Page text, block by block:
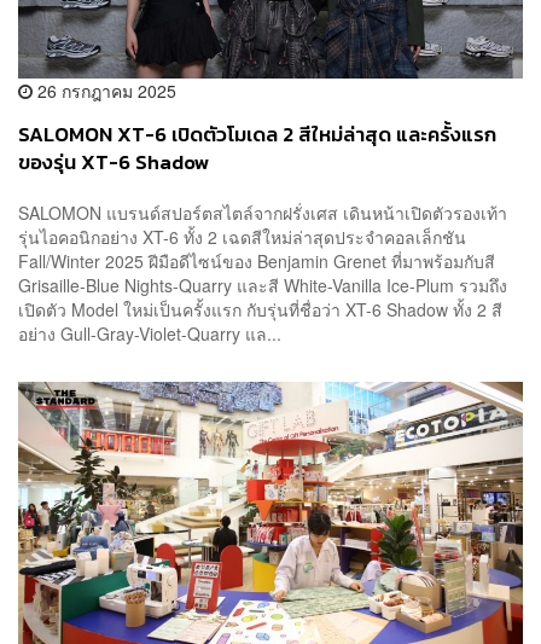
26 กรกฎาคม 2025
SALOMON XT-6 เปิดตัวโมเดล 2 สีใหม่ล่าสุด และครั้งแรก
ของรุ่น XT-6 Shadow
SALOMON แบรนด์สปอร์ตสไตล์จากฝรั่งเศส เดินหน้าเปิดตัวรองเท้า
รุ่นไอคอนิกอย่าง XT-6 ทั้ง 2 เฉดสีใหม่ล่าสุดประจำคอลเล็กชัน
Fall/Winter 2025 ฝีมือดีไซน์ของ Benjamin Grenet ที่มาพร้อมกับสี
Grisaille-Blue Nights-Quarry และสี White-Vanilla Ice-Plum รวมถึง
เปิดตัว Model ใหม่เป็นครั้งแรก กับรุ่นที่ชื่อว่า XT-6 Shadow ทั้ง 2 สี
อย่าง Gull-Gray-Violet-Quarry แล...